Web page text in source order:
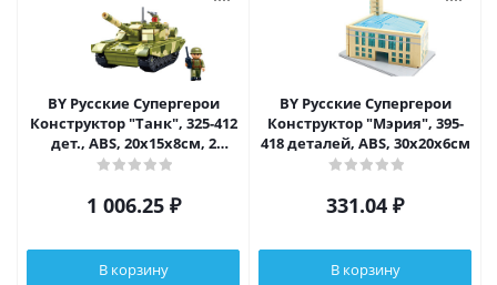
BY Русские Супергерои
Конструктор "Танк", 325-412
дет., ABS, 20х15х8см, 2
дизайна
1 006.25₽
В корзину
BY Русские Супергерои
Конструктор "Мэрия", 395-
418 деталей, ABS, 30х20х6см
331.04 ₽
В корзину